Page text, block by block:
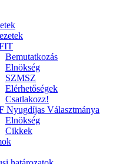
Bemutatkozás
Elnökség
SZMSZ
Elérhetőségek
Csatlakozz!
Nyugdíjas Választmánya
Elnökség
Cikkek